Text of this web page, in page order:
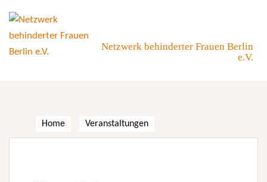
content
Netzwerk behinderter Frauen Berlin
e.V.
Home Veranstaltungen